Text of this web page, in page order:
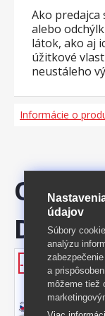
Ako predajca
alebo
látok, ako aj
úžitkové
neustáleho
Informácie o
-39%
údajov
Súbory
analýzu
a
môžeme tiež